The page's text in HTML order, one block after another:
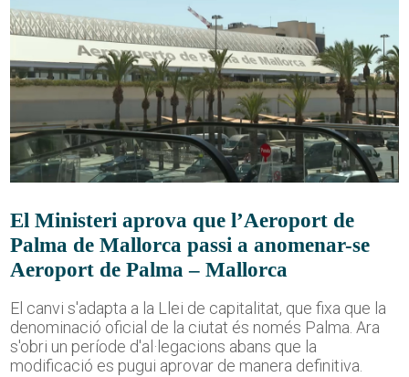
El Ministeri aprova que l’Aeroport de
Palma de Mallorca passi a anomenar-se
Aeroport de Palma – Mallorca
El canvi s'adapta a la Llei de capitalitat, que fixa que la
denominació oficial de la ciutat és només Palma. Ara
s'obri un període d'al·legacions abans que la
modificació es pugui aprovar de manera definitiva.